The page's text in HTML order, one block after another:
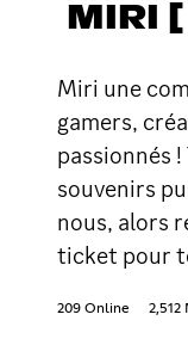
MIRI [
Miri une
gamers,
passionnés
souvenirs
nous, alors
ticket pour
209 Online 2,512